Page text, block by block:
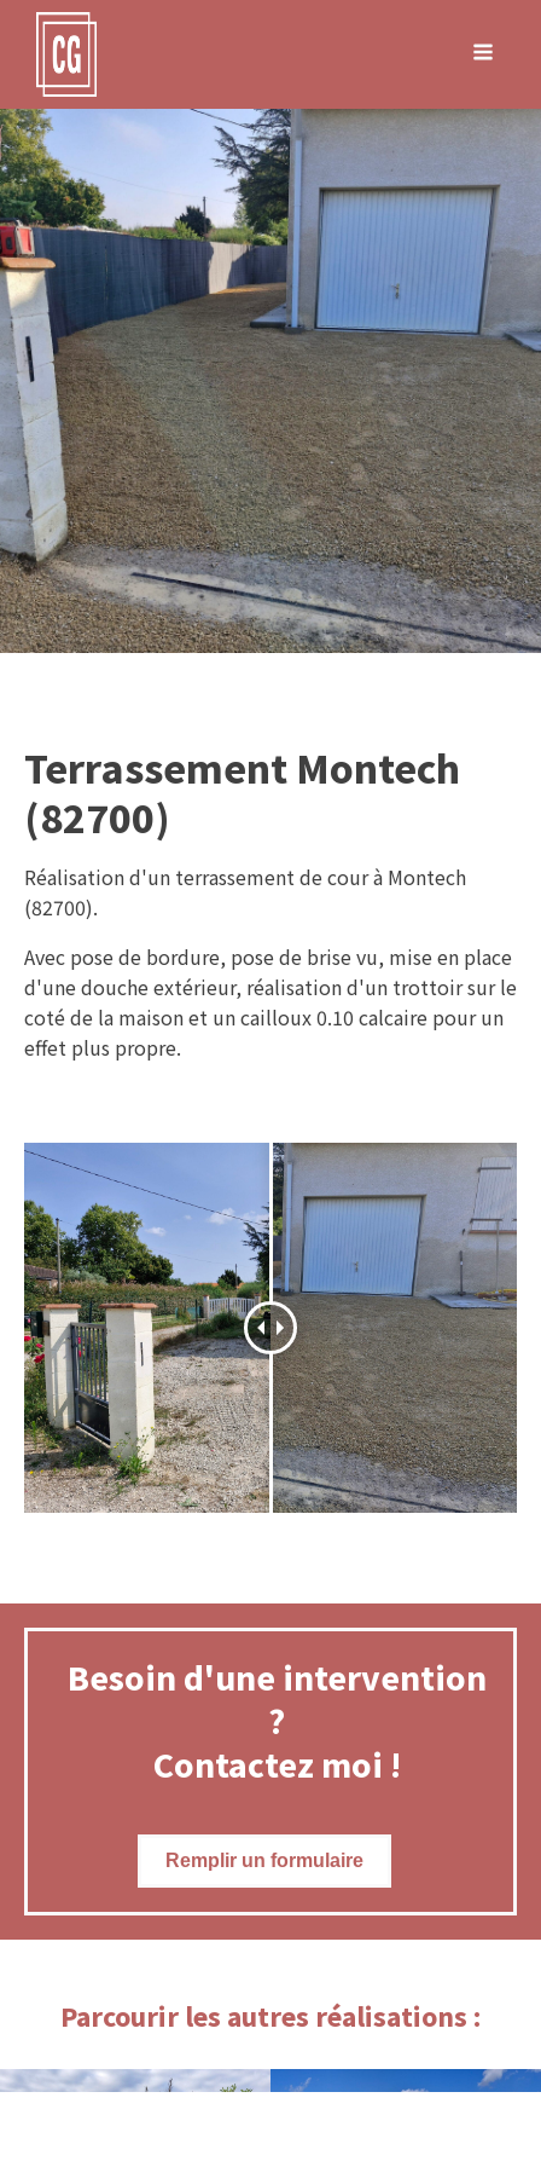
Terrassement Montech
(82700)
Réalisation d'un terrassement de cour à Montech
(82700).
Avec pose de bordure, pose de brise vu, mise en place
d'une douche extérieur, réalisation d'un trottoir sur le
coté de la maison et un cailloux 0.10 calcaire pour un
effet plus propre.
Besoin d'une intervention
?
Contactez moi !
Remplir un formulaire
Parcourir les autres réalisations :